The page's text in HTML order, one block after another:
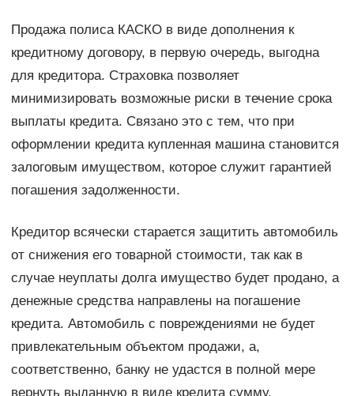
Продажа полиса КАСКО в виде дополнения к
кредитному договору, в первую очередь, выгодна
для кредитора. Страховка позволяет
минимизировать возможные риски в течение срока
выплаты кредита. Связано это с тем, что при
оформлении кредита купленная машина становится
залоговым имуществом, которое служит гарантией
погашения задолженности.
Кредитор всячески старается защитить автомобиль
от снижения его товарной стоимости, так как в
случае неуплаты долга имущество будет продано, а
денежные средства направлены на погашение
кредита. Автомобиль с повреждениями не будет
привлекательным объектом продажи, а,
соответственно, банку не удастся в полной мере
вернуть выданную в виде кредита сумму.